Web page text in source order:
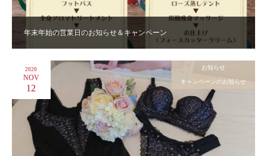
年末年始の営業日のお知らせ＆キャンペーン
2020
NOV
12
お知らせ
キャンペーンのお知らせ